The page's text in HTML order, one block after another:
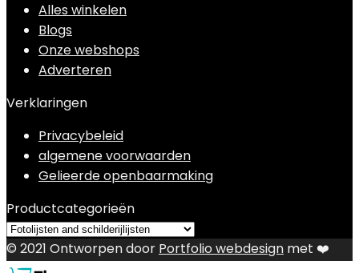
Alles winkelen
Blogs
Onze webshops
Adverteren
Verklaringen
Privacybeleid
algemene voorwaarden
Gelieerde openbaarmaking
Productcategorieën
© 2021 Ontworpen door Portfolio webdesign met ❤️